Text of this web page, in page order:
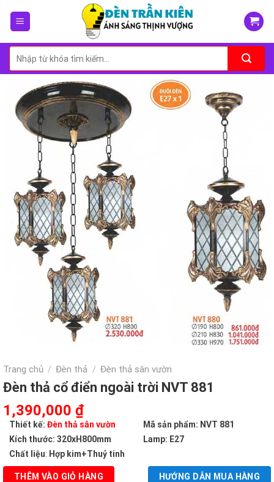
Tìm
kiếm:
Trang chủ / Đèn thả / Đèn thả sân vườn
Đèn thả cổ điển ngoài trời NVT 881
Giá
gốc
là:
2,530,000 ₫.
1,390,000 ₫Giá
hiện
tại
là:
1,390,000 ₫.
Thiết kế: Đèn thả sân vườn
Mã sản phẩm: NVT 881
Kích thước: 320xH800mm
Lamp: E27
Chất liệu: Hợp kim+Thuỷ tinh
HƯỚNG DẪN MUA HÀNG
THÊM VÀO GIỎ HÀNG